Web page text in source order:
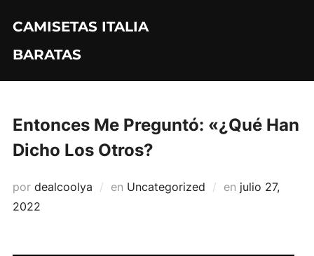
contenido
CAMISETAS ITALIA
BARATAS
Entonces Me Preguntó: «¿Qué Han
Dicho Los Otros?
por dealcoolya en Uncategorized en Publicado
julio 27,
2022